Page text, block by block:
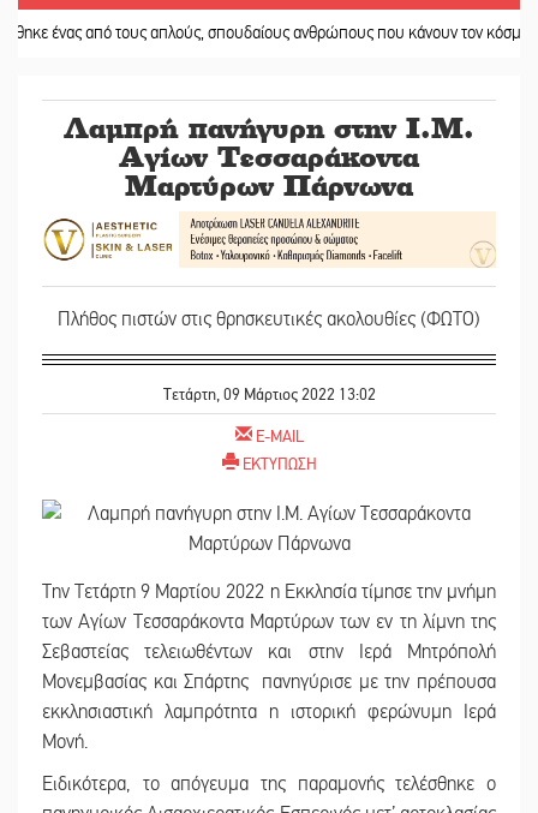
από τους απλούς, σπουδαίους ανθρώπους που κάνουν τον κόσμο λίγο πιο
Λαμπρή πανήγυρη στην Ι.Μ.
Αγίων Τεσσαράκοντα
Μαρτύρων Πάρνωνα
Πλήθος πιστών στις θρησκευτικές ακολουθίες (ΦΩΤΟ)
Τετάρτη, 09 Μάρτιος 2022 13:02
E-MAIL
ΕΚΤΥΠΩΣΗ
Την Τετάρτη 9 Μαρτίου 2022 η Εκκλησία τίμησε την μνήμη
των Αγίων Τεσσαράκοντα Μαρτύρων των εν τη λίμνη της
Σεβαστείας τελειωθέντων και στην Ιερά Μητρόπολή
Μονεμβασίας και Σπάρτης πανηγύρισε με την πρέπουσα
εκκλησιαστική λαμπρότητα η ιστορική φερώνυμη Ιερά
Μονή.
Ειδικότερα, το απόγευμα της παραμονής τελέσθηκε ο